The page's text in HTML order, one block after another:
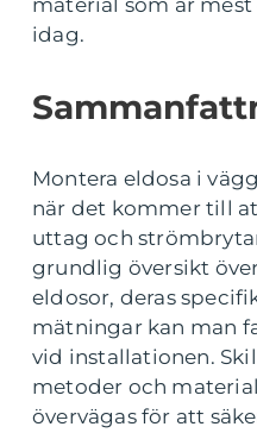
material som är
idag.
Montera eldosa i
när det kommer till
uttag och
grundlig översikt
eldosor, deras
mätningar kan man
vid installationen.
metoder och
övervägas för att